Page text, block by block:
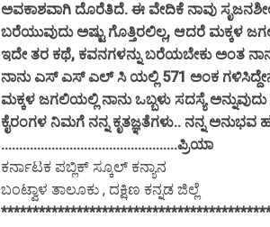
ಅವಕಾಶವಾಗಿ ದೊರೆತಿದೆ. ಈ ವೇದಿಕೆ ನಾವು
ಬರೆಯುವುದು ಅಷ್ಟು ಗೊತ್ತಿರಲಿಲ್ಲ, ಆದರೆ ಮಕ್ಕಳ
ಇದೇ ತರ ಕಥೆ, ಕವನಗಳನ್ನು ಬರೆಯಬೇಕು ಅಂತ
ನಾನು ಎಸ್ ಎಸ್ ಎಲ್ ಸಿ ಯಲ್ಲಿ 571 ಅಂಕ
ಮಕ್ಕಳ ಜಗಲಿಯಲ್ಲಿ ನಾನು ಒಬ್ಬಳು ಸದಸ್ಯೆ
ಕೈರಂಗಳ ನಿಮಗೆ ನನ್ನ ಕೃತಜ್ಞತೆಗಳು.. ನನ್ನ
.................................................ಪ್ರಿಯಾ
ಕರ್ನಾಟಕ ಪಬ್ಲಿಕ್ ಸ್ಕೂಲ್ ಕನ್ಯಾನ
ಬಂಟ್ವಾಳ ತಾಲೂಕು , ದಕ್ಷಿಣ ಕನ್ನಡ ಜಿಲ್ಲೆ